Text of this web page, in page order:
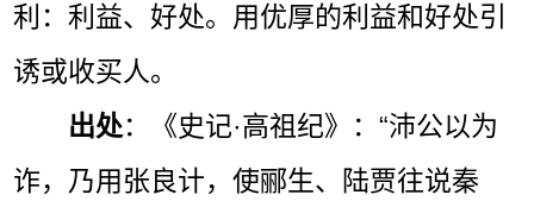
利：利益、好处。用优厚的利益和好处引
诱或收买人。
出处：《史记·高祖纪》：“沛公以为
诈，乃用张良计，使郦生、陆贾往说秦